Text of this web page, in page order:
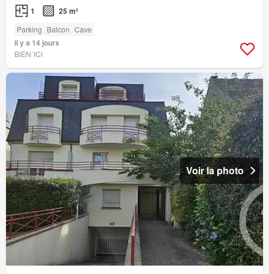
1 25 m²
Parking Balcon Cave
Il y a 14 jours
BIEN´ICI
Voir la photo